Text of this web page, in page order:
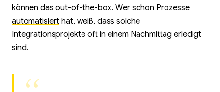
können das out-of-the-box. Wer schon Prozesse
automatisiert hat, weiß, dass solche
Integrationsprojekte oft in einem Nachmittag erledigt
sind.